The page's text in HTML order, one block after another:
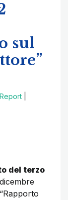
sul
del terzo